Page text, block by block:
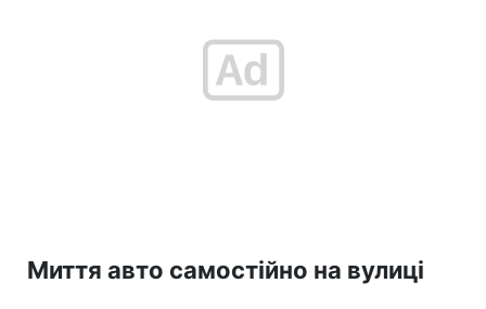
Миття авто самостійно на вулиці